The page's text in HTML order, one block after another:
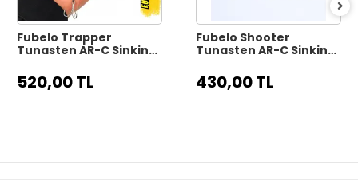
Fubelo Trapper
Tungsten AR-C Sinking
- Yellow Killer
520,00 TL
Fubelo Shooter
Tungsten AR-C Sinking
Mor Kafa
430,00 TL